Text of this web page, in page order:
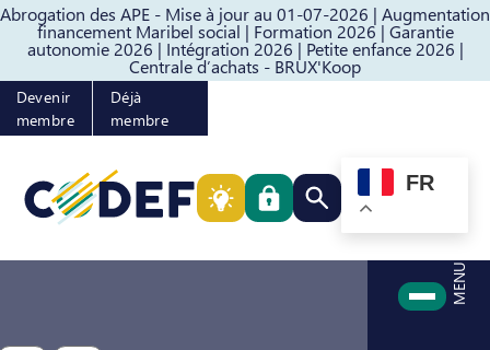
Abrogation des APE - Mise à jour au 01-07-2026 | Augmentation
financement Maribel social | Formation 2026 | Garantie
autonomie 2026 | Intégration 2026 | Petite enfance 2026 |
Centrale d’achats - BRUX'Koop
Passer au contenuPasser au pied de page
Devenir
membre
Déjà
membre
Rechercher quelque
FR
MENU